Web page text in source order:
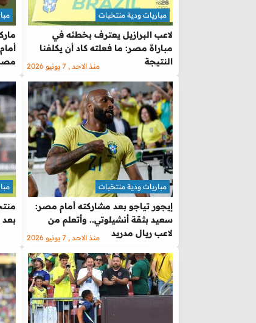
لاعب البرازيل يعترف بخطئه في
مباراة مصر: ما فعلته كاد أن يكلفنا
النتيجة
مباريات ودية منتخبات
منذ الاحد , 7 يونيو 2026
إيجور تياجو بعد مشاركته أمام مصر:
سعيد بثقة أنشيلوتي.. وأتعلم من
لاعب ريال مدريد
مباريات ودية منتخبات
منذ الاحد , 7 يونيو 2026
بعد